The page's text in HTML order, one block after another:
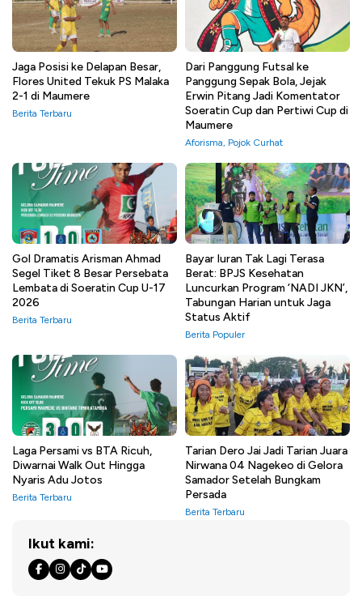
Jaga Posisi ke Delapan Besar,
Flores United Tekuk PS Malaka
2-1 di Maumere
Berita Terbaru
Dari Panggung Futsal ke
Panggung Sepak Bola, Jejak
Erwin Pitang Jadi Komentator
Soeratin Cup dan Pertiwi Cup di
Maumere
Aforisma, Pojok Curhat
Gol Dramatis Arisman Ahmad
Segel Tiket 8 Besar Persebata
Lembata di Soeratin Cup U-17
2026
Berita Terbaru
Bayar Iuran Tak Lagi Terasa
Berat: BPJS Kesehatan
Luncurkan Program ‘NADI JKN’,
Tabungan Harian untuk Jaga
Status Aktif
Berita Populer
Laga Persami vs BTA Ricuh,
Diwarnai Walk Out Hingga
Nyaris Adu Jotos
Berita Terbaru
Tarian Dero Jai Jadi Tarian Juara
Nirwana 04 Nagekeo di Gelora
Samador Setelah Bungkam
Persada
Berita Terbaru
Ikut kami: